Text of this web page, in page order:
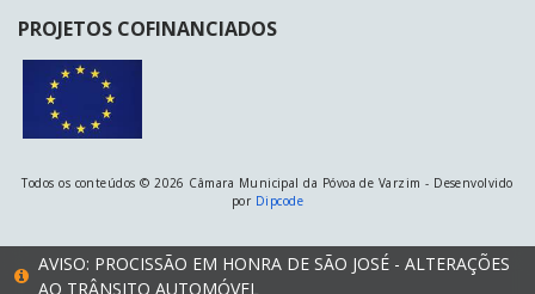
PROJETOS COFINANCIADOS
Todos os conteúdos © 2026 Câmara Municipal da Póvoa de Varzim - Desenvolvido
por Dipcode
AVISO: PROCISSÃO EM HONRA DE SÃO JOSÉ - ALTERAÇÕES
AO TRÂNSITO AUTOMÓVEL